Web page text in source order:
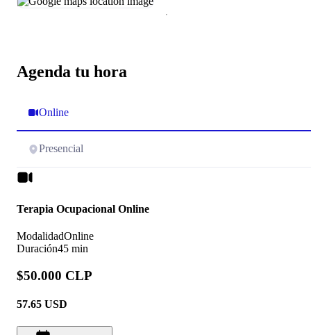
Agenda tu hora
Online
Presencial
Terapia Ocupacional Online
ModalidadOnline
Duración45 min
$50.000 CLP
57.65 USD